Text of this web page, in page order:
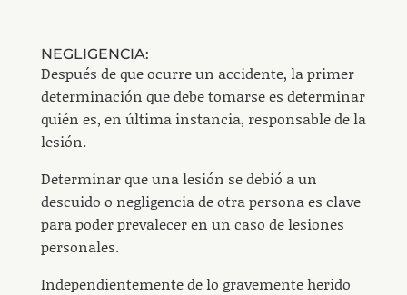
NEGLIGENCIA:
Después de que ocurre un accidente, la primer
determinación que debe tomarse es determinar
quién es, en última instancia, responsable de la
lesión.
Determinar que una lesión se debió a un
descuido o negligencia de otra persona es clave
para poder prevalecer en un caso de lesiones
personales.
Independientemente de lo gravemente herido